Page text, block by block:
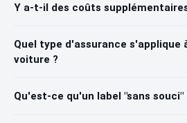
Y a-t-il des coûts
Quel type d'assurance s'applique
voiture ?
Qu'est-ce qu'un label "sans souci"